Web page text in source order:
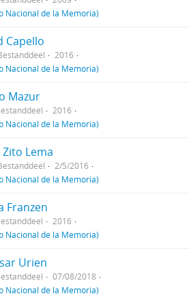
Nacional de la Memoria)
Capello
2016
Nacional de la Memoria)
Mazur
2016
Nacional de la Memoria)
Lema
2/5/2016
Nacional de la Memoria)
Franzen
2016
Nacional de la Memoria)
Urien
07/08/2018
Nacional de la Memoria)